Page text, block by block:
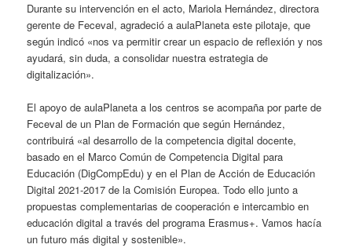
Durante su intervención en el acto, Mariola Hernández, directora
gerente de Feceval, agradeció a aulaPlaneta este pilotaje, que
según indicó «nos va permitir crear un espacio de reflexión y nos
ayudará, sin duda, a consolidar nuestra estrategia de
digitalización».
El apoyo de aulaPlaneta a los centros se acompaña por parte de
Feceval de un Plan de Formación que según Hernández,
contribuirá «al desarrollo de la competencia digital docente,
basado en el Marco Común de Competencia Digital para
Educación (DigCompEdu) y en el Plan de Acción de Educación
Digital 2021-2017 de la Comisión Europea. Todo ello junto a
propuestas complementarias de cooperación e intercambio en
educación digital a través del programa Erasmus+. Vamos hacía
un futuro más digital y sostenible».